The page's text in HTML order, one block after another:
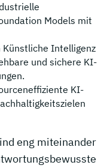
Models mit
Intelligenz
und sichere KI-
KI-
eng miteinander